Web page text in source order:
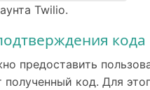
Twilio.
кода
предоставить
полученный код. Для